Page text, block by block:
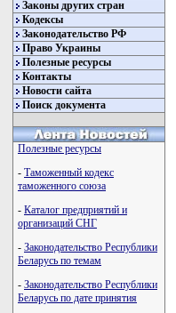
Законы других стран
Кодексы
Законодательство РФ
Право Украины
Полезные ресурсы
Контакты
Новости сайта
Поиск документа
Полезные ресурсы
- Таможенный кодекс
таможенного союза
- Каталог предприятий и
организаций СНГ
- Законодательство Республики
Беларусь по темам
- Законодательство Республики
Беларусь по дате принятия